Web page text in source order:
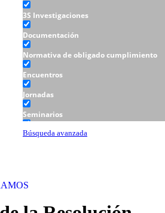
3S Investigaciones
Documentación
Normativa de obligado cumplimiento
Encuentros
Jornadas
Seminarios
Talleres
Búsqueda avanzada